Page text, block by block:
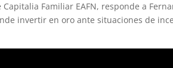
Familiar EAFN, responde a
invertir en oro ante situaciones de